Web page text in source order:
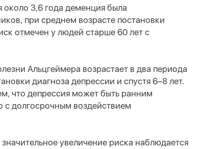
3,6 года деменция была
при среднем возрасте постановки
отмечен у людей старше 60 лет с
Альцгеймера возрастает в два периода
диагноза депрессии и спустя 6–8 лет.
что депрессия может быть ранним
с долгосрочным воздействием
увеличение риска наблюдается